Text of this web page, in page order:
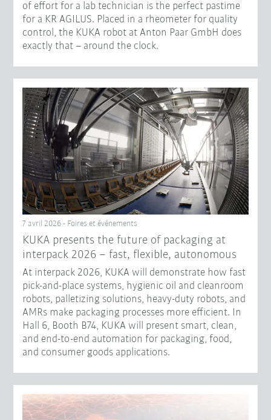
of effort for a lab technician is the perfect pastime
for a KR AGILUS. Placed in a rheometer for quality
control, the KUKA robot at Anton Paar GmbH does
exactly that – around the clock.
7 avril 2026 - Foires et événements
KUKA presents the future of packaging at
interpack 2026 – fast, flexible, autonomous
At interpack 2026, KUKA will demonstrate how fast
pick-and-place systems, hygienic oil and cleanroom
robots, palletizing solutions, heavy-duty robots, and
AMRs make packaging processes more efficient. In
Hall 6, Booth B74, KUKA will present smart, clean,
and end-to-end automation for packaging, food,
and consumer goods applications.